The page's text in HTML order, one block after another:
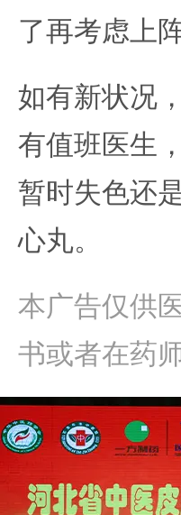
了再考虑上
如有新状况
有值班医生
暂时失色还
心丸。
本广告仅供
书或者在药